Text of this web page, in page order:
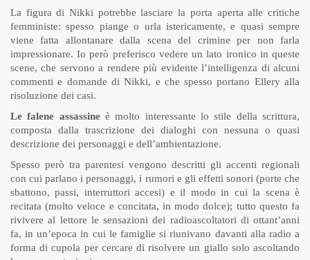
La figura di Nikki potrebbe lasciare la porta aperta alle critiche
femministe: spesso piange o urla istericamente, e quasi sempre
viene fatta allontanare dalla scena del crimine per non farla
impressionare. Io però preferisco vedere un lato ironico in queste
scene, che servono a rendere più evidente l’intelligenza di alcuni
commenti e domande di Nikki, e che spesso portano Ellery alla
risoluzione dei casi.
Le falene assassineè molto interessante lo stile della scrittura,
composta dalla trascrizione dei dialoghi con nessuna o quasi
descrizione dei personaggi e dell’ambientazione.
Spesso però tra parentesi vengono descritti gli accenti regionali
con cui parlano i personaggi, i rumori e gli effetti sonori (porte che
sbattono, passi, interruttori accesi) e il modo in cui la scena è
recitata (molto veloce e concitata, in modo dolce); tutto questo fa
rivivere al lettore le sensazioni dei radioascoltatori di ottant’anni
fa, in un’epoca in cui le famiglie si riunivano davanti alla radio a
forma di cupola per cercare di risolvere un giallo solo ascoltando